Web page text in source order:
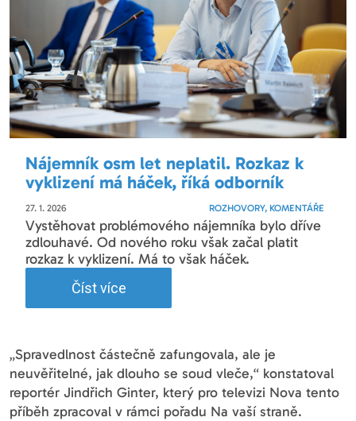
Nájemník osm let neplatil. Rozkaz k
vyklizení má háček, říká odborník
27. 1. 2026 ROZHOVORY, KOMENTÁŘE
Vystěhovat problémového nájemníka bylo dříve
zdlouhavé. Od nového roku však začal platit
rozkaz k vyklizení. Má to však háček.
Číst více
„Spravedlnost částečně zafungovala, ale je
neuvěřitelné, jak dlouho se soud vleče,“ konstatoval
reportér Jindřich Ginter, který pro televizi Nova tento
příběh zpracoval v rámci pořadu Na vaší straně.